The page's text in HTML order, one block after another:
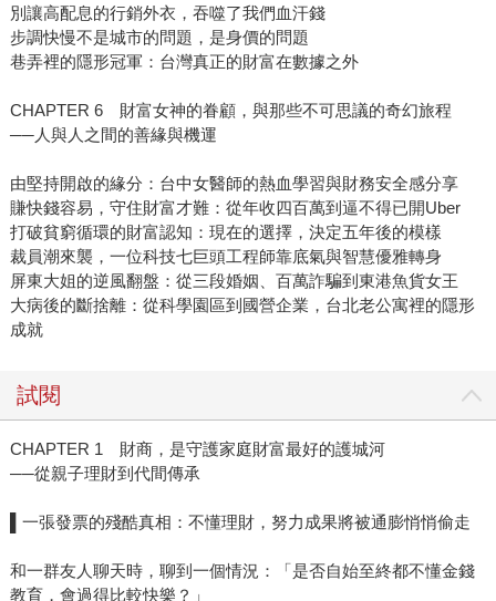
別讓高配息的行銷外衣，吞噬了我們血汗錢
步調快慢不是城市的問題，是身價的問題
巷弄裡的隱形冠軍：台灣真正的財富在數據之外
CHAPTER 6 財富女神的眷顧，與那些不可思議的奇幻旅程
──人與人之間的善緣與機運
由堅持開啟的緣分：台中女醫師的熱血學習與財務安全感分享
賺快錢容易，守住財富才難：從年收四百萬到逼不得已開Uber
打破貧窮循環的財富認知：現在的選擇，決定五年後的模樣
裁員潮來襲，一位科技七巨頭工程師靠底氣與智慧優雅轉身
屏東大姐的逆風翻盤：從三段婚姻、百萬詐騙到東港魚貨女王
大病後的斷捨離：從科學園區到國營企業，台北老公寓裡的隱形
成就
試閱
CHAPTER 1 財商，是守護家庭財富最好的護城河
──從親子理財到代間傳承
▌一張發票的殘酷真相：不懂理財，努力成果將被通膨悄悄偷走
和一群友人聊天時，聊到一個情況：「是否自始至終都不懂金錢
教育，會過得比較快樂？」